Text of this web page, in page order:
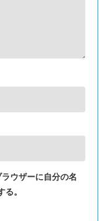
ウザーに自分の名
。